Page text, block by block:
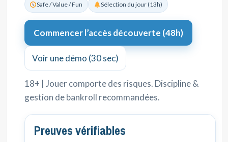
Safe / Value / Fun Sélection du jour (13h)
Commencer l’accès découverte (48h)
Voir une démo (30 sec)
18+ | Jouer comporte des risques. Discipline &
gestion de bankroll recommandées.
Preuves vérifiables